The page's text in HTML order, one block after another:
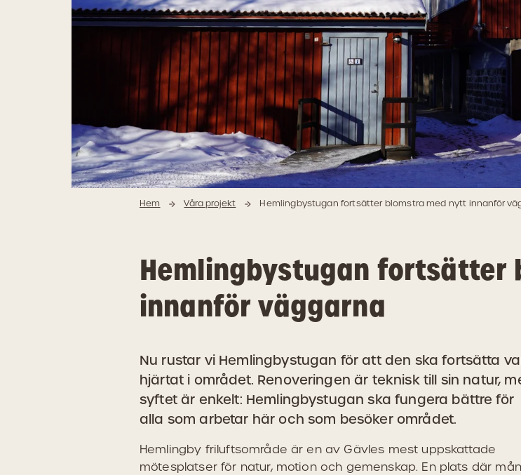
Hem Våra projekt Hemlingbystugan fortsätter blomstra med nytt innanför
Hemlingbystugan fortsätter
innanför väggarna
Nu rustar vi Hemlingbystugan för att den ska fortsätta
hjärtat i området. Renoveringen är teknisk till sin natur,
syftet är enkelt: Hemlingbystugan ska fungera bättre för
alla som arbetar här och som besöker området.
Hemlingby friluftsområde är en av Gävles mest uppskattade
mötesplatser för natur, motion och gemenskap. En plats där